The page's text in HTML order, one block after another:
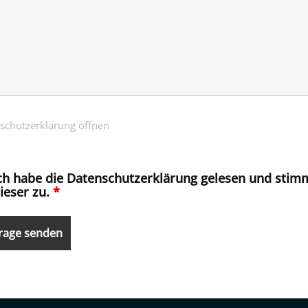
öffnen
habe die Datenschutzerklärung gelesen und
zu. *